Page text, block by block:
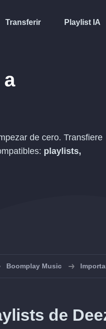
Transferir Playlist IA
a
de cero. Transfiere
playlists,
Boomplay Music
de